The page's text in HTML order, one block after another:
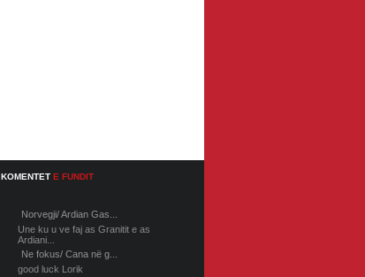
KOMENTET E FUNDIT
Norvegji/ Ardian Gas...
Une ku u ve faj as Granitit e as
Ardiani...
Ne fokus/ Cana në g...
good luck Lorik